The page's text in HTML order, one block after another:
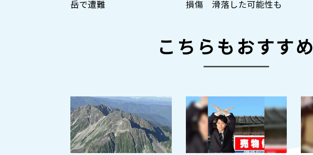
岳で遭難
損傷 滑落した可能性も
こちらもおすすめ